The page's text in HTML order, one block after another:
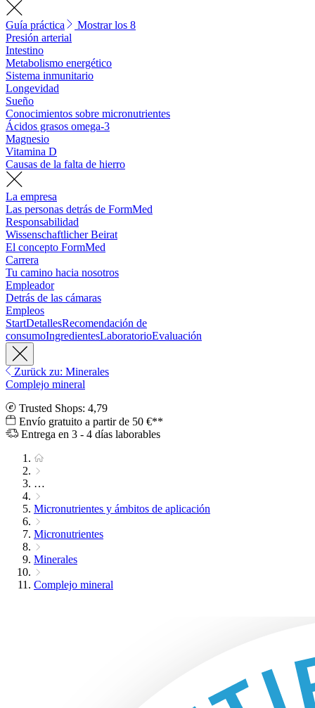
Guía práctica
Mostrar los 8
Presión arterial
Intestino
Metabolismo energético
Sistema inmunitario
Longevidad
Sueño
Conocimientos sobre micronutrientes
Ácidos grasos omega-3
Magnesio
Vitamina D
Causas de la falta de hierro
La empresa
Las personas detrás de FormMed
Responsabilidad
Wissenschaftlicher Beirat
El concepto FormMed
Carrera
Tu camino hacia nosotros
Empleador
Detrás de las cámaras
Empleos
StartDetallesRecomendación de
consumoIngredientesLaboratorioEvaluación
Zurück zu: Minerales
Complejo mineral
Trusted Shops: 4,79
Envío gratuito a partir de 50 €**
Entrega en 3 - 4 días laborables
…
Micronutrientes y ámbitos de aplicación
Micronutrientes
Minerales
Complejo mineral